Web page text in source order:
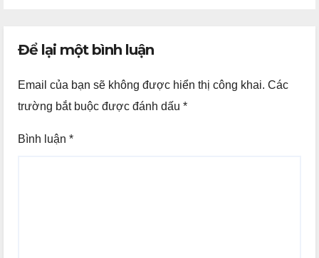
Để lại một bình luận
Email của bạn sẽ không được hiển thị công khai. Các
trường bắt buộc được đánh dấu *
Bình luận *